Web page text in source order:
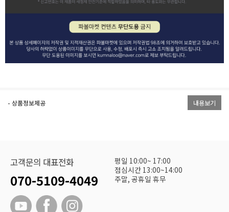
- 상품정보제공 내용보기
고객문의 대표전화
070-5109-4049
평일 10:00~ 17:00
점심시간 13:00~14:00
주말, 공휴일 휴무